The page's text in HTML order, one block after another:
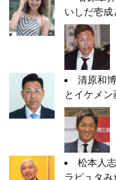
いしだ壱成
清原和
とイケメン
松本人
ラピュタみ